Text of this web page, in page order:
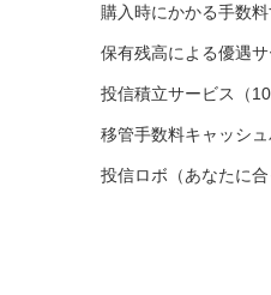
購入時にかかる手数料
保有残高による優遇サ
投信積立サービス（
移管手数料キャッシュ
投信ロボ（あなたに合